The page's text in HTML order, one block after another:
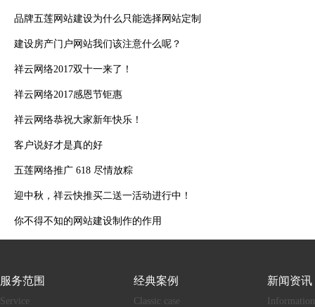
品牌五莲网站建设为什么只能选择网站定制
建设房产门户网站我们该注意什么呢？
祥云网络2017双十一来了！
祥云网络2017感恩节钜惠
祥云网络恭祝大家新年快乐！
客户说好才是真的好
五莲网络推广 618 尽情放粽
迎中秋，祥云快推买二送一活动进行中！
你不得不知的网站建设制作的作用
服务范围
Service
经典案例
Classic case
新闻资讯
Information